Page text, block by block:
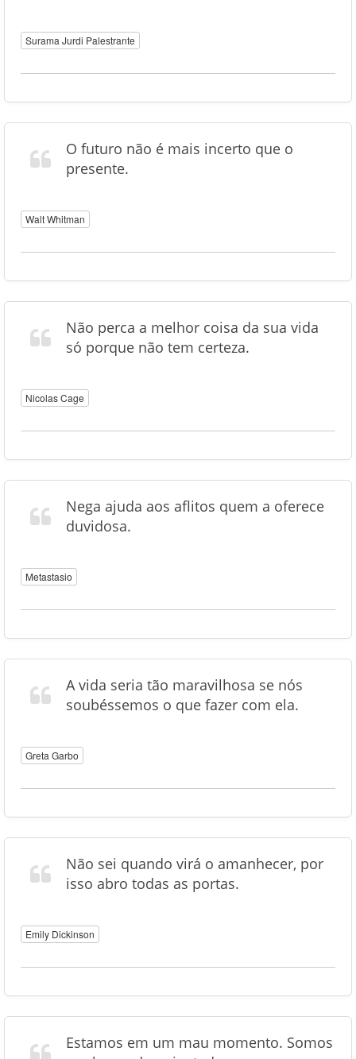
Surama Jurdi Palestrante
O futuro não é mais incerto que o
presente.
Walt Whitman
Não perca a melhor coisa da sua vida
só porque não tem certeza.
Nicolas Cage
Nega ajuda aos aflitos quem a oferece
duvidosa.
Metastasio
A vida seria tão maravilhosa se nós
soubéssemos o que fazer com ela.
Greta Garbo
Não sei quando virá o amanhecer, por
isso abro todas as portas.
Emily Dickinson
Estamos em um mau momento. Somos